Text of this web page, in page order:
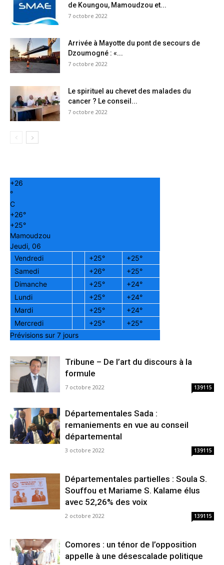
de Koungou, Mamoudzou et...
7 octobre 2022
Arrivée à Mayotte du pont de secours de
Dzoumogné : «...
7 octobre 2022
Le spirituel au chevet des malades du
cancer ? Le conseil...
7 octobre 2022
+26
°
C
+26°
+25°
Mamoudzou
Jeudi, 06
Vendredi
+25° +25°
Samedi
+26° +25°
Dimanche
+25° +24°
Lundi
+25° +24°
Mardi
+25° +24°
Mercredi
+25° +25°
Prévisions sur 7 jours
Tribune – De l’art du discours à la
formule
7 octobre 2022 139115
Départementales Sada :
remaniements en vue au conseil
départemental
3 octobre 2022 139115
Départementales partielles : Soula S.
Souffou et Mariame S. Kalame élus
avec 52,26% des voix
2 octobre 2022 139115
Comores : un ténor de l’opposition
appelle à une désescalade politique